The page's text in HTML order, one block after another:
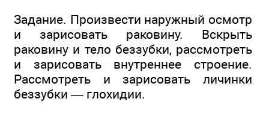
Задание. Произвести наружный осмотр
и зарисовать раковину. Вскрыть
раковину и тело беззубки, рассмотреть
и зарисовать внутреннее строение.
Рассмотреть и зарисовать личинки
беззубки — глохидии.